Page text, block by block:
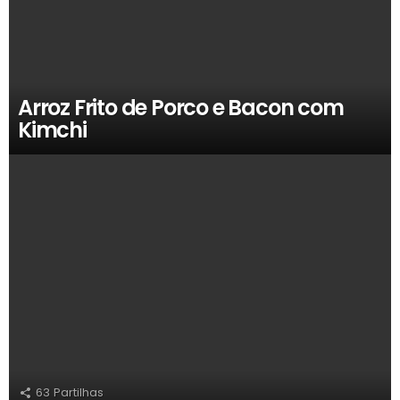
Arroz Frito de Porco e Bacon com
Kimchi
63 Partilhas